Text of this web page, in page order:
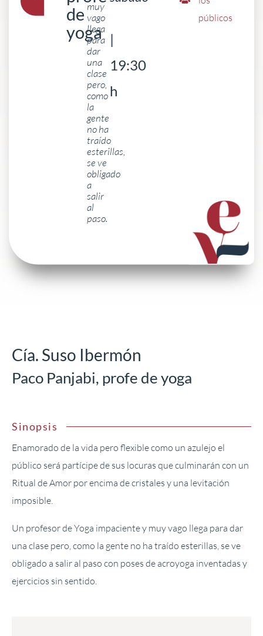
de
yoga
muy
vago
llega
para
dar
una
clase
pero,
como
la
gente
no ha
traído
esterillas,
se ve
obligado
a
salir
al
paso.
|
19:30
h
públicos
Cía. Suso Ibermón
Paco Panjabi, profe de yoga
Sinopsis
Enamorado de la vida pero flexible como un azulejo el
público será partícipe de sus locuras que culminarán con un
Ritual de Amor por encima de cristales y una levitación
imposible.
Un profesor de Yoga impaciente y muy vago llega para dar
una clase pero, como la gente no ha traído esterillas, se ve
obligado a salir al paso con poses de acroyoga inventadas y
ejercicios sin sentido.